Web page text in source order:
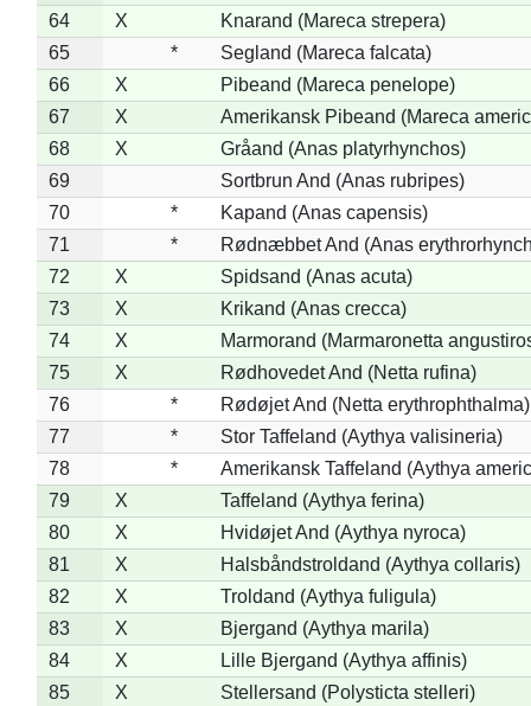
64
X
Knarand (Mareca strepera)
65
*
Segland (Mareca falcata)
66
X
Pibeand (Mareca penelope)
67
X
Amerikansk Pibeand (Mareca
68
X
Gråand (Anas platyrhynchos)
69
Sortbrun And (Anas rubripes)
70
*
Kapand (Anas capensis)
71
*
Rødnæbbet And (Anas
72
X
Spidsand (Anas acuta)
73
X
Krikand (Anas crecca)
74
X
Marmorand (Marmaronetta
75
X
Rødhovedet And (Netta rufina)
76
*
Rødøjet And (Netta erythrophthalma)
77
*
Stor Taffeland (Aythya valisineria)
78
*
Amerikansk Taffeland (Aythya
79
X
Taffeland (Aythya ferina)
80
X
Hvidøjet And (Aythya nyroca)
81
X
Halsbåndstroldand (Aythya collaris)
82
X
Troldand (Aythya fuligula)
83
X
Bjergand (Aythya marila)
84
X
Lille Bjergand (Aythya affinis)
85
X
Stellersand (Polysticta stelleri)